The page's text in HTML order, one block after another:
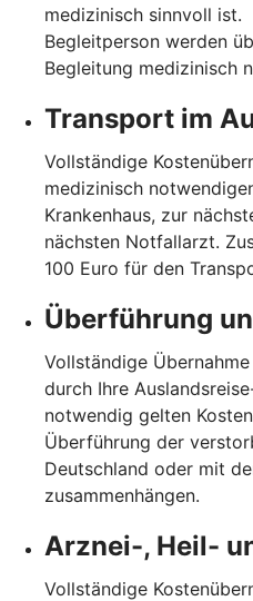
medizinisch sinnvoll ist.
Begleitperson werden
Begleitung medizinisch
Transport im
Vollständige
medizinisch
Krankenhaus, zur
nächsten Notfallarzt.
100 Euro für den
Überführung
Vollständige
durch Ihre
notwendig gelten
Überführung der
Deutschland oder mit
zusammenhängen.
Arznei-, Heil-
Vollständige